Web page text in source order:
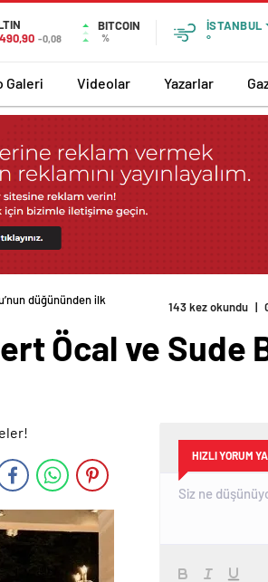
-0,08
BITCOIN
%
İSTANBUL
°
Galeri Videolar Yazarlar
düğününden ilk
143 kez okundu |
Öcal ve Sude
HIZLI YORUM